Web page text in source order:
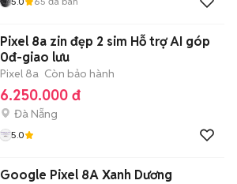
Pixel 8a zin đẹp 2 sim Hỗ trợ AI góp
0đ-giao lưu
Pixel 8a Còn bảo hành
6.250.000 đ
Đà Nẵng
5.0
Google Pixel 8A Xanh Dương